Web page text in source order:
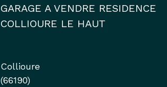
GARAGE A VENDRE RESIDENCE
COLLIOURE LE HAUT
Collioure
(66190)